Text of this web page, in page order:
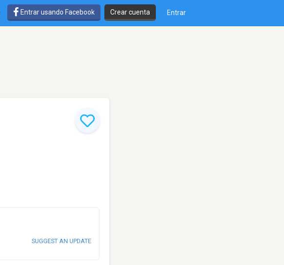
Entrar usando Facebook Crear cuenta Entrar
SUGGEST AN UPDATE